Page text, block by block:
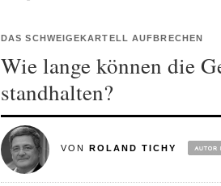
DAS SCHWEIGEKARTELL AUFBRECHEN
Wie lange können die
standhalten?
VON ROLAND TICHY